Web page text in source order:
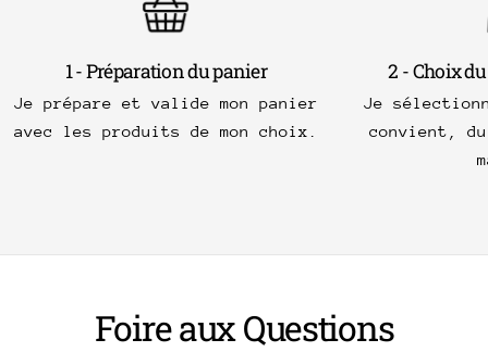
1 - Préparation du panier
Je prépare et valide mon panier
avec les produits de mon choix.
2 - Choix
Je
convient,
Foire aux Questions